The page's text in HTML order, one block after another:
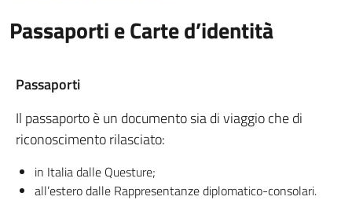
Passaporti e Carte d’identità
Passaporti
Il passaporto è un documento sia di viaggio che di
riconoscimento rilasciato:
in Italia dalle Questure;
all’estero dalle Rappresentanze diplomatico-consolari.